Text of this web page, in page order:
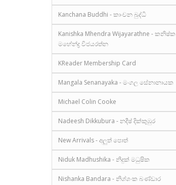
Kanchana Buddhi - කාංචන බුද්ධි
Kanishka Mhendra Wijayarathne - කනිෂ්ක
මහේන්ද්‍ර විජයරත්න
KReader Membership Card
Mangala Senanayaka - මංගල සේනානායක
Michael Colin Cooke
Nadeesh Dikkubura - නදීෂ් දික්කුඹුර
New Arrivals - අලුත් පොත්
Niduk Madhushika - නිදුක් මධුෂික
Nishanka Bandara - නිශ්ශංක බණ්ඩාර